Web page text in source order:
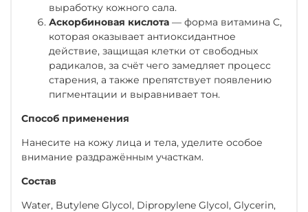
выработку кожного сала.
Аскорбиновая кислота — форма витамина C,
которая оказывает антиоксидантное
действие, защищая клетки от свободных
радикалов, за счёт чего замедляет процесс
старения, а также препятствует появлению
пигментации и выравнивает тон.
Способ применения
Нанесите на кожу лица и тела, уделите особое
внимание раздражённым участкам.
Состав
Water, Butylene Glycol, Dipropylene Glycol, Glycerin,